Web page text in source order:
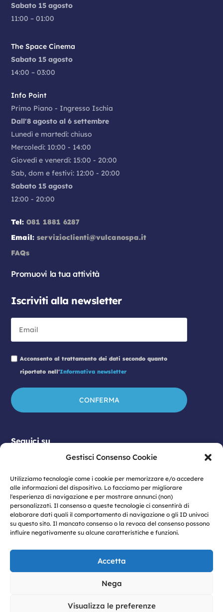
Gestisci Consenso Cookie
Utilizziamo tecnologie come i cookie per memorizzare e/o accedere
alle informazioni del dispositivo. Lo facciamo per migliorare
l'esperienza di navigazione e per mostrare annunci (non)
personalizzati. Il consenso a queste tecnologie ci consentirà di
elaborare dati quali il comportamento di navigazione o gli ID univoci
su questo sito. Il mancato consenso o la revoca del consenso possono
influire negativamente su alcune caratteristiche e funzioni.
Accetta
Nega
Visualizza le preferenze
Sabato 15 agosto
11:00 – 01:00
The Space Cinema
Sabato 15 agosto
14:00 – 03:00
Info Point
Primo Piano - Ingresso Ischia
Dall'8 agosto al 6 settembre
Lunedì e martedì: chiuso
Mercoledì: 10:00 - 14:00
Giovedì e venerdì: 15:00 - 20:00
Sab, dom e festivi: 12:00 - 20:00
Sabato 15 agosto
12:00 - 20:00
Tel: 081 1881 6287
Email: servizioclienti@vulcanospa.it
FAQs
Promuovi la tua attività
Iscriviti alla newsletter
Acconsento al trattamento dei dati secondo quanto
riportato nell'Informativa newsletter
Seguici su
© 2026 Vulcano S.p.A | Sede legale: Viale
Antonio Gramsci n. 23 – 80122 Napoli | P.IVA:
07774460633
Informativa dati Social Media
Organizzativo 231|Codice Etico|Informativa